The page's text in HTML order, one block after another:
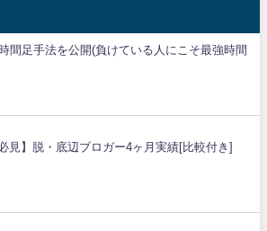
時間足手法を公開(負けている人にこそ最強時間
見】脱・底辺ブロガー4ヶ月実績[比較付き]